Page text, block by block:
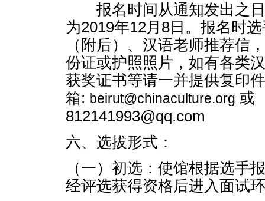
报名时间从通知发出之日
为2019年12月8日。报名时
（附后）、汉语老师推荐信
份证或护照照片，如有各类
获奖证书等请一并提供复印
箱: beirut@chinaculture.org 或
812141993@qq.com
六、选拔形式：
（一）初选：使馆根据选手
经评选获得资格后进入面试